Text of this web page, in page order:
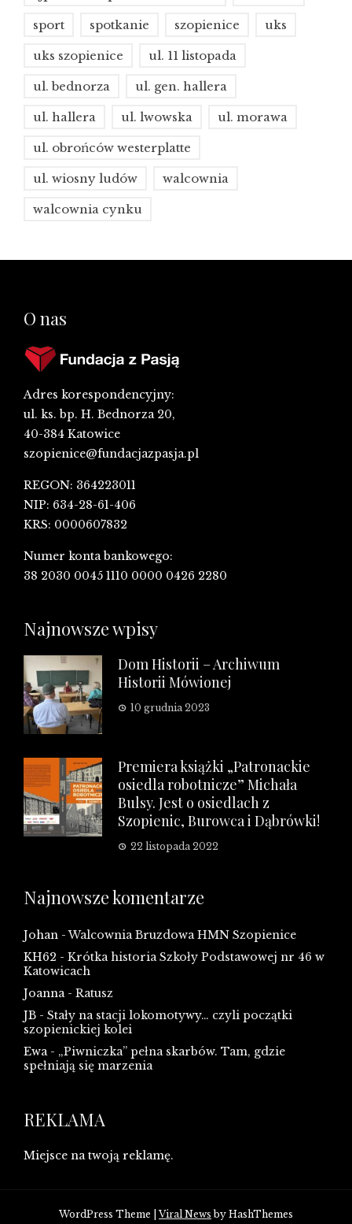
sport spotkanie szopienice uks
uks szopienice ul. 11 listopada
ul. bednorza ul. gen. hallera
ul. hallera ul. lwowska ul. morawa
ul. obrońców westerplatte
ul. wiosny ludów walcownia
walcownia cynku
O nas
Adres korespondencyjny:
ul. ks. bp. H. Bednorza 20,
40-384 Katowice
szopienice@fundacjazpasja.pl
REGON: 364223011
NIP: 634-28-61-406
KRS: 0000607832
Numer konta bankowego:
38 2030 0045 1110 0000 0426 2280
Najnowsze wpisy
Dom Historii – Archiwum
Historii Mówionej
10 grudnia 2023
Premiera książki „Patronackie
osiedla robotnicze” Michała
Bulsy. Jest o osiedlach z
Szopienic, Burowca i Dąbrówki!
22 listopada 2022
Najnowsze komentarze
Johan -Walcownia Bruzdowa HMN Szopienice
KH62 - Krótka historia Szkoły Podstawowej nr 46 w
Katowicach
Joanna- Ratusz
JB - Stały na stacji lokomotywy… czyli początki
szopienickiej kolei
Ewa- „Piwniczka” pełna skarbów. Tam, gdzie
spełniają się marzenia
REKLAMA
Miejsce na twoją reklamę.
WordPress Theme |Viral News by HashThemes